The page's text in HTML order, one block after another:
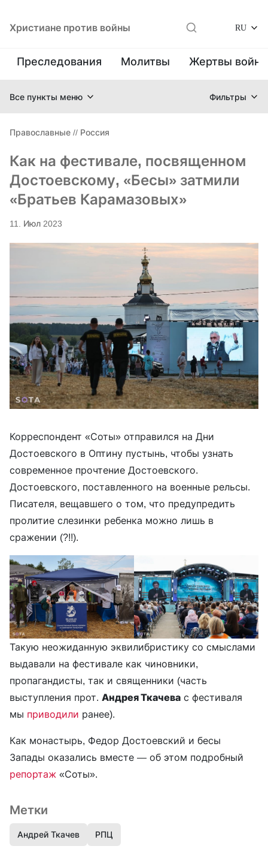
Христиане против войны RU
Преследования Молитвы Жертвы
Все пункты меню Фильтры
Православные // Россия
Как на фестивале, посвященном
Достоевскому, «Бесы» затмили
«Братьев Карамазовых»
11. Июл 2023
Корреспондент «Соты» отправился на Дни
Достоевского в Оптину пустынь, чтобы узнать
современное прочтение Достоевского.
Достоевского, поставленного на военные рельсы.
Писателя, вещавшего о том, что предупредить
пролитие слезинки ребенка можно лишь в
сражении (?!!).
Такую неожиданную эквилибристику со смыслами
выдавали на фестивале как чиновники,
пропагандисты, так и священники (часть
выступления прот. Андрея Ткачева с фестиваля
мы приводили ранее).
Как монастырь, Федор Достоевский и бесы
Запады оказались вместе — об этом подробный
репортаж «Соты».
Метки
Андрей Ткачев РПЦ